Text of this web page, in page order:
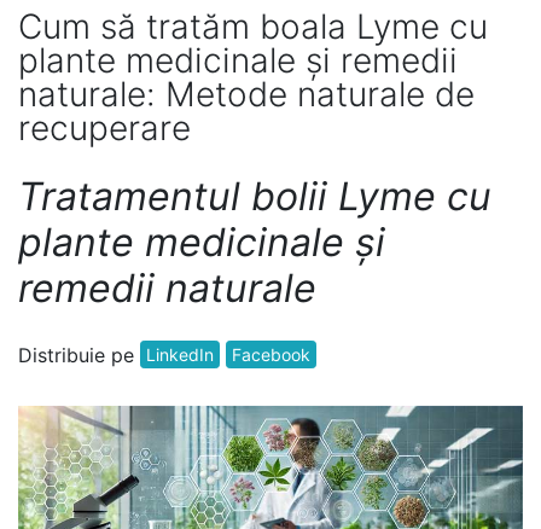
Cum să tratăm boala Lyme cu
plante medicinale și remedii
naturale: Metode naturale de
recuperare
Tratamentul bolii Lyme cu
plante medicinale și
remedii naturale
Distribuie pe LinkedIn Facebook